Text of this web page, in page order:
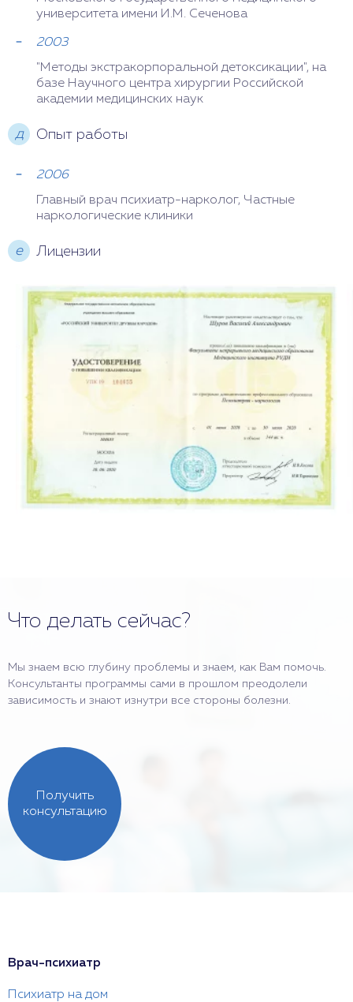
университета имени И.М. Сеченова
2003
"Методы экстракорпоральной детоксикации", на
базе Научного центра хирургии Российской
академии медицинских наук
д Опыт работы
2006
Главный врач психиатр-нарколог, Частные
наркологические клиники
e Лицензии
Что делать сейчас?
Мы знаем всю глубину проблемы и знаем, как Вам помочь.
Консультанты программы сами в прошлом преодолели
зависимость и знают изнутри все стороны болезни.
Получить
консультацию
Врач-психиатр
Психиатр на дом